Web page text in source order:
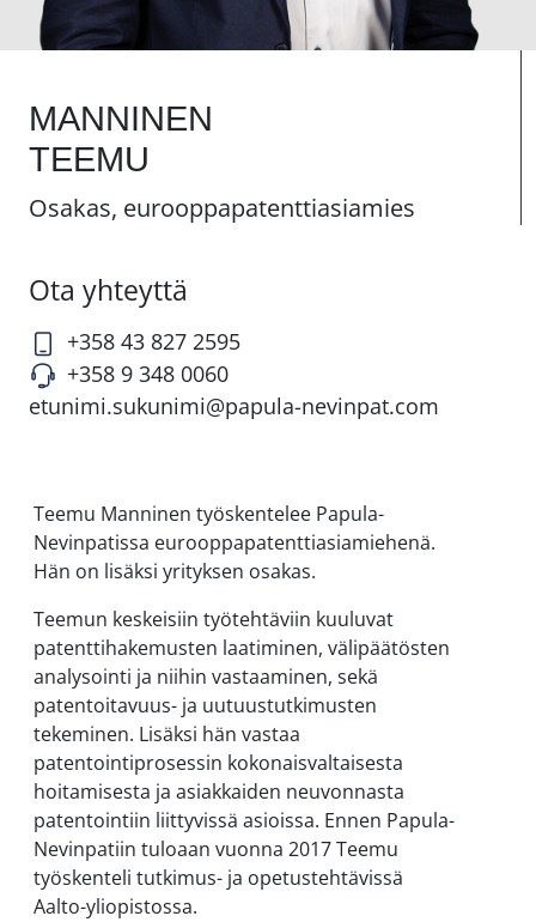
MANNINEN
TEEMU
Osakas, eurooppapatenttiasiamies
Ota yhteyttä
+358 43 827 2595
+358 9 348 0060
etunimi.sukunimi@papula-nevinpat.com
Teemu Manninen työskentelee Papula-
Nevinpatissa eurooppapatenttiasiamiehenä.
Hän on lisäksi yrityksen osakas.
Teemun keskeisiin työtehtäviin kuuluvat
patenttihakemusten laatiminen, välipäätösten
analysointi ja niihin vastaaminen, sekä
patentoitavuus- ja uutuustutkimusten
tekeminen. Lisäksi hän vastaa
patentointiprosessin kokonaisvaltaisesta
hoitamisesta ja asiakkaiden neuvonnasta
patentointiin liittyvissä asioissa. Ennen Papula-
Nevinpatiin tuloaan vuonna 2017 Teemu
työskenteli tutkimus- ja opetustehtävissä
Aalto-yliopistossa.